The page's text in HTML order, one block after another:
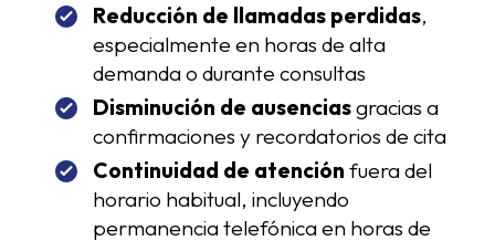
Reducción de llamadas perdidas,
especialmente en horas de alta
demanda o durante consultas
Disminución de ausenciasgracias a
confirmaciones y recordatorios de cita
Continuidad de atención fuera del
horario habitual, incluyendo
permanencia telefónica en horas de